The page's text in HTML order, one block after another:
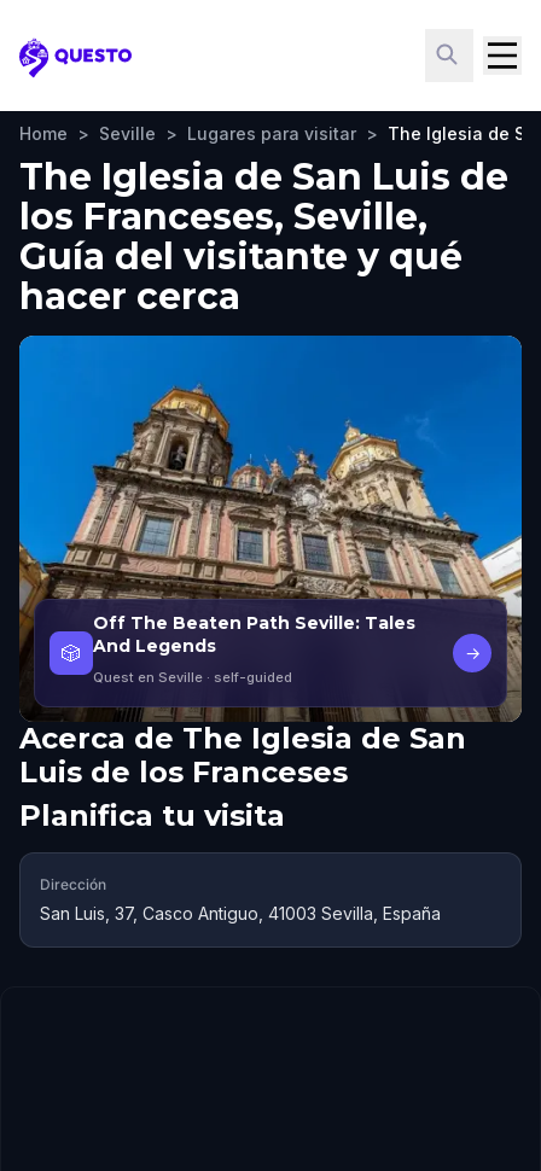
Questo
Home > Seville > Lugares para visitar > The Iglesia de
The Iglesia de San Luis de
los Franceses, Seville,
Guía del visitante y qué
hacer cerca
🎲
Off The Beaten Path Seville: Tales
And Legends
Quest en Seville · self-guided
→
Acerca de The Iglesia de San
Luis de los Franceses
Planifica tu visita
Dirección
San Luis, 37, Casco Antiguo, 41003 Sevilla, España